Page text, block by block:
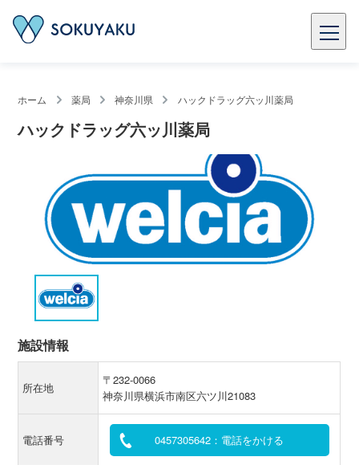
ホーム 薬局 神奈川県 ハックドラッグ六ッ川薬局
ハックドラッグ六ッ川薬局
施設情報
所在地
〒232-0066
神奈川県横浜市南区六ツ川21083
電話番号 0457305642：電話をかける